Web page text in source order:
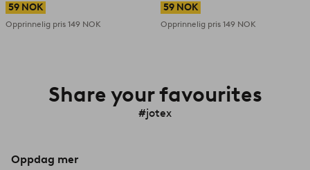
59 NOK
Opprinnelig pris 149 NOK
59 NOK
Opprinnelig pris 149 NOK
Share your favourites
#jotex
Oppdag mer